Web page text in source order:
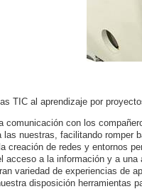
TIC al aprendizaje por
comunicación con los
las nuestras, facilitando romper
creación de redes y entornos
acceso a la información y a una
variedad de experiencias de
disposición herramientas